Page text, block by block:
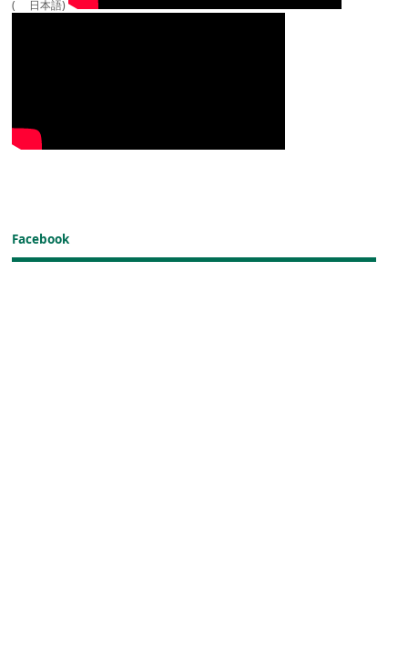
( 日本語)
Facebook